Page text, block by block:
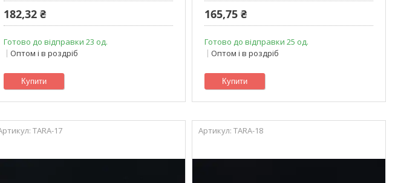
182,32 ₴
Готово до відправки 23 од.
Оптом і в роздріб
Купити
165,75 ₴
Готово до відправки 25 од.
Оптом і в роздріб
Купити
TARA-17 TARA-18